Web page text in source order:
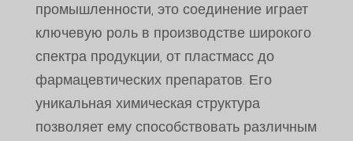
промышленности, это соединение играет
ключевую роль в производстве широкого
спектра продукции, от пластмасс до
фармацевтических препаратов. Его
уникальная химическая структура
позволяет ему способствовать различным